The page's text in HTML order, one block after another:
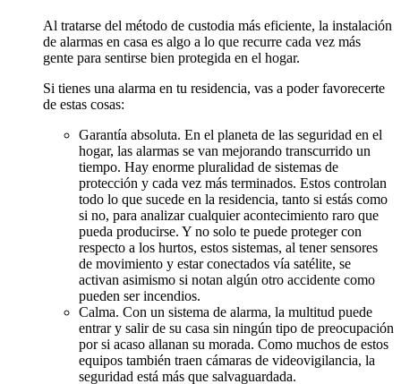
Al tratarse del método de custodia más eficiente, la instalación
de alarmas en casa es algo a lo que recurre cada vez más
gente para sentirse bien protegida en el hogar.
Si tienes una alarma en tu residencia, vas a poder favorecerte
de estas cosas:
Garantía absoluta. En el planeta de las seguridad en el
hogar, las alarmas se van mejorando transcurrido un
tiempo. Hay enorme pluralidad de sistemas de
protección y cada vez más terminados. Estos controlan
todo lo que sucede en la residencia, tanto si estás como
si no, para analizar cualquier acontecimiento raro que
pueda producirse. Y no solo te puede proteger con
respecto a los hurtos, estos sistemas, al tener sensores
de movimiento y estar conectados vía satélite, se
activan asimismo si notan algún otro accidente como
pueden ser incendios.
Calma. Con un sistema de alarma, la multitud puede
entrar y salir de su casa sin ningún tipo de preocupación
por si acaso allanan su morada. Como muchos de estos
equipos también traen cámaras de videovigilancia, la
seguridad está más que salvaguardada.